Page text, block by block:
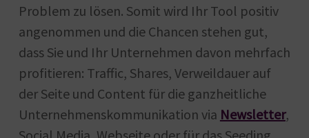
Problem zu lösen. Somit wird Ihr Tool positiv
angenommen und die Chancen stehen gut,
dass Sie und Ihr Unternehmen davon mehrfach
profitieren: Traffic, Shares, Verweildauer auf
der Seite und Content für die ganzheitliche
Unternehmenskommunikation via Newsletter,